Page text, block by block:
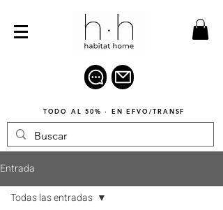
TODO AL 50% · EN EFVO/TRANSF
Entrada
Todas las entradas